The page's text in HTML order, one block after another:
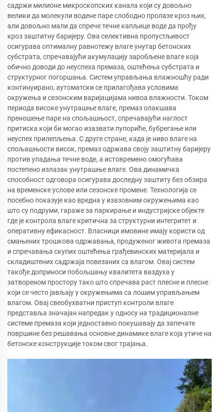
садржи милионе микроскопских канала који су довољно
велики да молекули водене паре слободно пролазе кроз њих,
али довољно мали да спрече течне капљице воде да прођу
кроз заштитну баријеру. Ова селективна пропустљивост
осигурава оптималну равнотежу влаге унутар бетонских
субстрата, спречавајући акумулацију заробљене влаге која
обично доводи до неуспеха премаза, оштећења субстрата и
структурног погоршања. Систем управљања влажношћу ради
континуирано, аутоматски се прилагођава условима
окружења и сезонским варијацијама нивоа влажности. Током
периода високе унутрашње влаге, премаз олакшава
преношење паре на спољашњост, спречавајући наглост
притиска који би могао изазвати пупориће, бубрегање или
неуспех прилепљења. С друге стране, када је ниво влаге на
спољашњости висок, премаз одржава своју заштитну баријеру
против упадања течне воде, а истовремено омогућава
постепено излазак унутрашње влаге. Ова динамичка
способност одговора осигурава доследну заштиту без обзира
на временске услове или сезонске промене. Технологија се
посебно показује као вредна у изазовним окружењима као
што су подруми, гараже за паркирање и индустријске објекте
где је контрола влаге критична за структурни интегритет и
оперативну ефикасност. Власници имовине имају користи од
смањених трошкова одржавања, продуженог живота премаза
и спречавања скупих оштећења грађевинских материјала и
складиштених садржаја повезаних са влагом. Овај систем
такође доприноси побољшању квалитета ваздуха у
затвореном простору тако што спречава раст плесне и плесне
који се често јављају у окружењима са лошим управљањем
влагом. Овај свеобухватни приступ контроли влаге
представља значајан напредак у односу на традиционалне
системе премаза који једноставно покушавају да запечате
површине без решавања основне динамике влаге која утиче на
бетонске конструкције током свог трајања.